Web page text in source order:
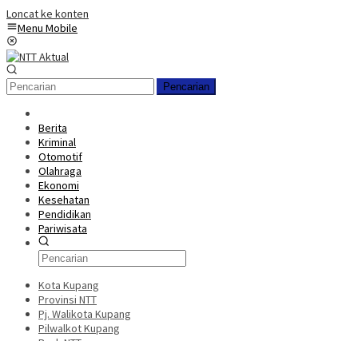
Loncat ke konten
Menu Mobile
Pencarian
Berita
Kriminal
Otomotif
Olahraga
Ekonomi
Kesehatan
Pendidikan
Pariwisata
Kota Kupang
Provinsi NTT
Pj. Walikota Kupang
Pilwalkot Kupang